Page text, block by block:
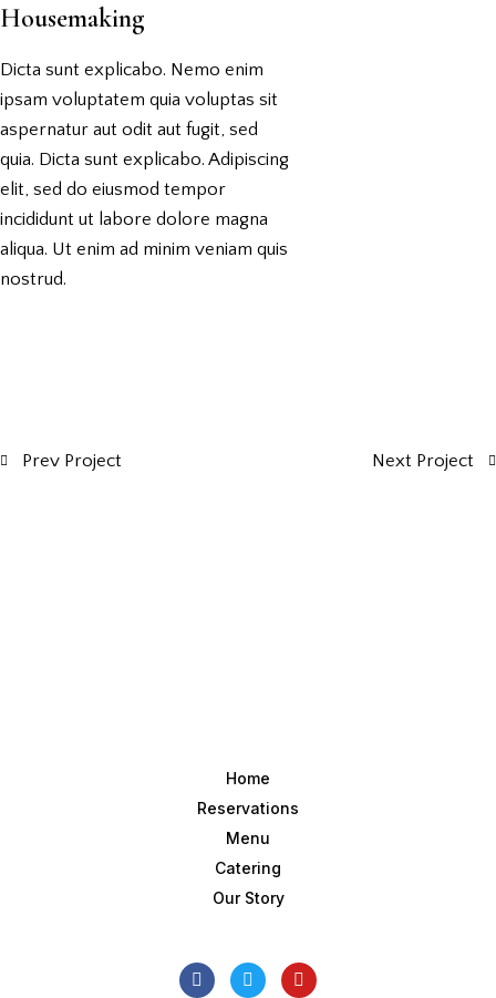
Housemaking
Dicta sunt explicabo. Nemo enim
ipsam voluptatem quia voluptas sit
aspernatur aut odit aut fugit, sed
quia. Dicta sunt explicabo. Adipiscing
elit, sed do eiusmod tempor
incididunt ut labore dolore magna
aliqua. Ut enim ad minim veniam quis
nostrud.
Prev Project Next Project
Home
Reservations
Menu
Catering
Our Story